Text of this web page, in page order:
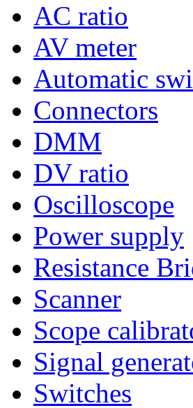
AC ratio
AV meter
Automatic
Connectors
DMM
DV ratio
Oscilloscope
Power supply
Resistance
Scanner
Scope
Signal
Switches